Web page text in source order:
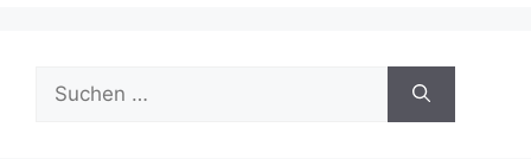
nach: